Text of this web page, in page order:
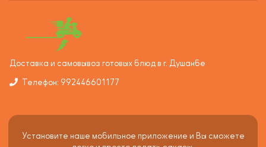
Доставка и самовывоз готовых блюд в г. Душанбе
Телефон: 992446601177
Установите наше мобильное приложение и Вы сможете